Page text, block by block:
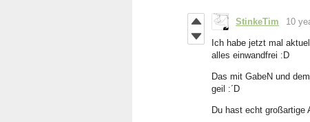
StinkeTim 10
Ich habe jetzt mal
alles einwandfrei :D
Das mit GabeN und
geil :´D
Du hast echt großartige